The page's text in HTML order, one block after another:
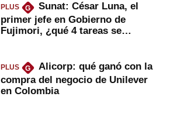
PLUS G
Sunat: César Luna, el
primer jefe en Gobierno de
Fujimori, ¿qué 4 tareas se
PLUS G
Alicorp: qué ganó con la
compra del negocio de Unilever
en Colombia